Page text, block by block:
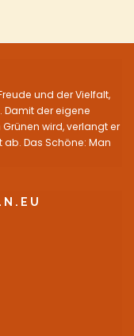
und der Vielfalt,
Damit der eigene
wird, verlangt er
Das Schöne: Man